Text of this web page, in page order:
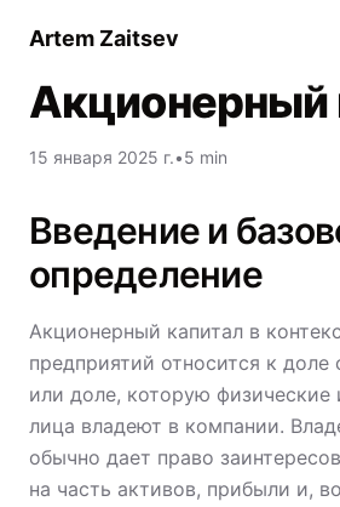
Artem Zaitsev
Акционерный
15 января 2025 г.•5 min
Введение и
определение
Акционерный капитал в
предприятий относится к доле
или доле, которую
лица владеют в компании.
обычно дает право
на часть активов, прибыли и,